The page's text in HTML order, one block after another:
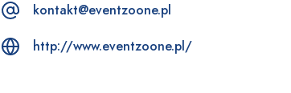
kontakt@eventzoone.pl
http://www.eventzoone.pl/